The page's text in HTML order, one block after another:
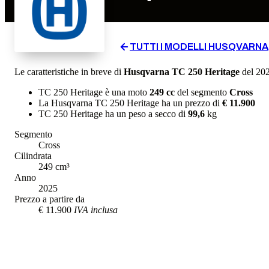
TUTTI I MODELLI HUSQVARNA
Le caratteristiche in breve di Husqvarna TC 250 Heritage del
TC 250 Heritage è una moto 249 cc del segmento Cross
La Husqvarna TC 250 Heritage ha un prezzo di € 11.900
TC 250 Heritage ha un peso a secco di 99,6 kg
Segmento
Cross
Cilindrata
249 cm³
Anno
2025
Prezzo a partire da
€ 11.900 IVA inclusa